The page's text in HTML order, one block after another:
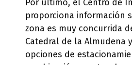
Por último, el Centro de
proporciona información
zona es muy concurrida
Catedral de la Almudena
opciones de